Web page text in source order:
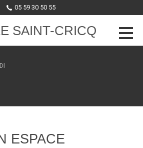
05 59 30 50 55
SAINT-CRICQ
ESPACE